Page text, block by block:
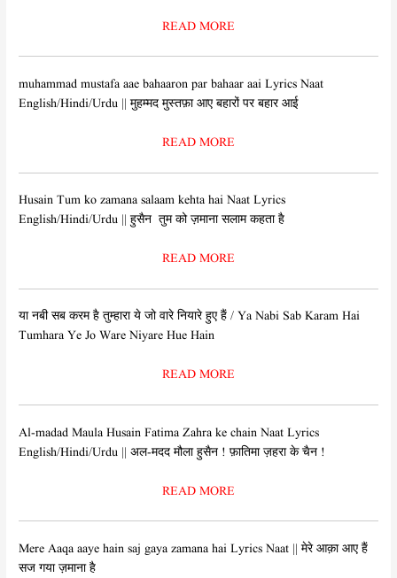
READ MORE
muhammad mustafa aae bahaaron par bahaar aai Lyrics Naat
English/Hindi/Urdu || मुहम्मद मुस्तफ़ा आए बहारों पर बहार आई
READ MORE
Husain Tum ko zamana salaam kehta hai Naat Lyrics
English/Hindi/Urdu || हुसैन तुम को ज़माना सलाम कहता है
READ MORE
या नबी सब करम है तुम्हारा ये जो वारे नियारे हुए हैं / Ya Nabi Sab Karam Hai
Tumhara Ye Jo Ware Niyare Hue Hain
READ MORE
Al-madad Maula Husain Fatima Zahra ke chain Naat Lyrics
English/Hindi/Urdu || अल-मदद मौला हुसैन ! फ़ातिमा ज़हरा के चैन !
READ MORE
Mere Aaqa aaye hain saj gaya zamana hai Lyrics Naat || मेरे आक़ा आए हैं
सज गया ज़माना है